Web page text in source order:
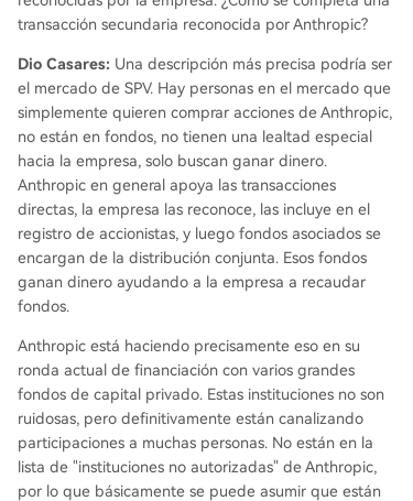
transacción secundaria reconocida por Anthropic?
Dio Casares: Una descripción más precisa podría ser
el mercado de SPV. Hay personas en el mercado que
simplemente quieren comprar acciones de Anthropic,
no están en fondos, no tienen una lealtad especial
hacia la empresa, solo buscan ganar dinero.
Anthropic en general apoya las transacciones
directas, la empresa las reconoce, las incluye en el
registro de accionistas, y luego fondos asociados se
encargan de la distribución conjunta. Esos fondos
ganan dinero ayudando a la empresa a recaudar
fondos.
Anthropic está haciendo precisamente eso en su
ronda actual de financiación con varios grandes
fondos de capital privado. Estas instituciones no son
ruidosas, pero definitivamente están canalizando
participaciones a muchas personas. No están en la
lista de "instituciones no autorizadas" de Anthropic,
por lo que básicamente se puede asumir que están